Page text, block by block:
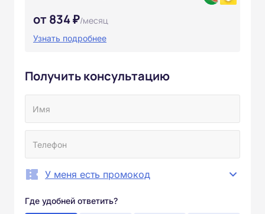
от 834 ₽/месяц
Узнать подробнее
Получить консультацию
У меня есть промокод
Где удобней ответить?